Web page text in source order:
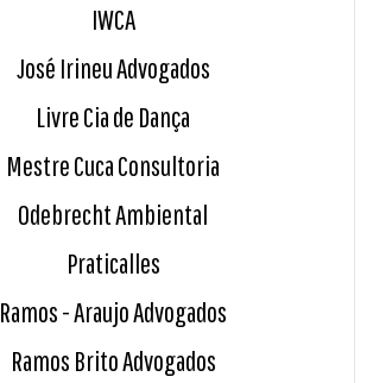
IWCA
José Irineu Advogados
Livre Cia de Dança
Mestre Cuca Consultoria
Odebrecht Ambiental
Praticalles
Ramos - Araujo Advogados
Ramos Brito Advogados